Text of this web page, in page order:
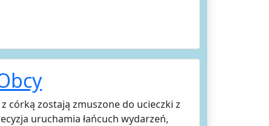
córką zostają zmuszone do ucieczki z
uruchamia łańcuch wydarzeń,